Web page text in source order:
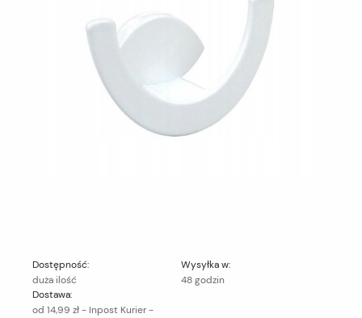
Dostępność:
duża ilość
Wysyłka w:
48 godzin
Dostawa:
od 14,99 zł- Inpost Kurier -